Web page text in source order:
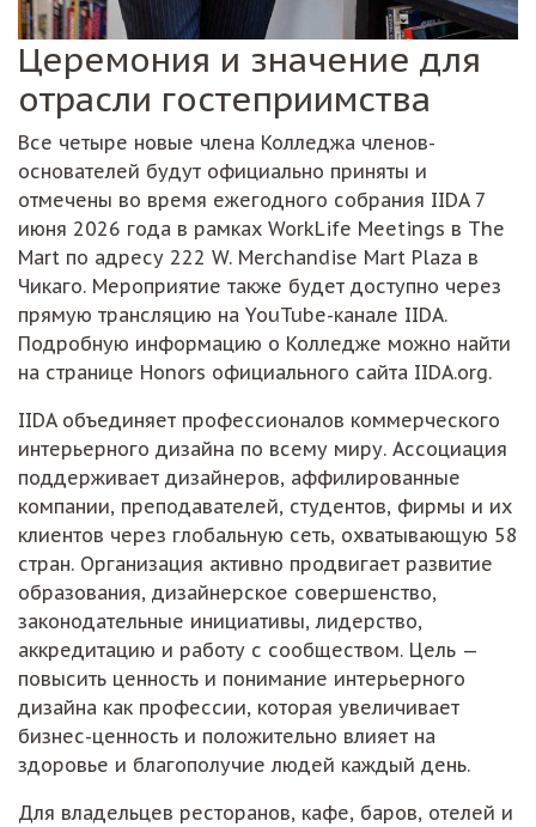
Церемония и значение для
отрасли гостеприимства
Все четыре новые члена Колледжа членов-
основателей будут официально приняты и
отмечены во время ежегодного собрания IIDA 7
июня 2026 года в рамках WorkLife Meetings в The
Mart по адресу 222 W. Merchandise Mart Plaza в
Чикаго. Мероприятие также будет доступно через
прямую трансляцию на YouTube-канале IIDA.
Подробную информацию о Колледже можно найти
на странице Honors официального сайта IIDA.org.
IIDA объединяет профессионалов коммерческого
интерьерного дизайна по всему миру. Ассоциация
поддерживает дизайнеров, аффилированные
компании, преподавателей, студентов, фирмы и их
клиентов через глобальную сеть, охватывающую 58
стран. Организация активно продвигает развитие
образования, дизайнерское совершенство,
законодательные инициативы, лидерство,
аккредитацию и работу с сообществом. Цель —
повысить ценность и понимание интерьерного
дизайна как профессии, которая увеличивает
бизнес-ценность и положительно влияет на
здоровье и благополучие людей каждый день.
Для владельцев ресторанов, кафе, баров, отелей и